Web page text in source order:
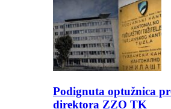
Podignuta optužnica
direktora ZZO TK